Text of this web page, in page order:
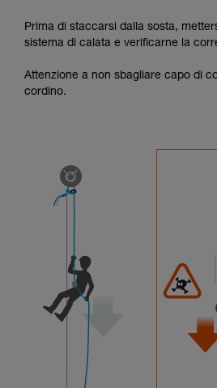
Prima di staccarsi dalla sosta,
sistema di calata e verificarne la
Attenzione a non sbagliare capo di
cordino.